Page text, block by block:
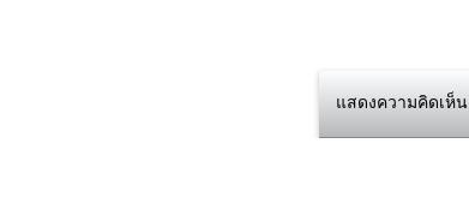
แสดงความคิดเห็น